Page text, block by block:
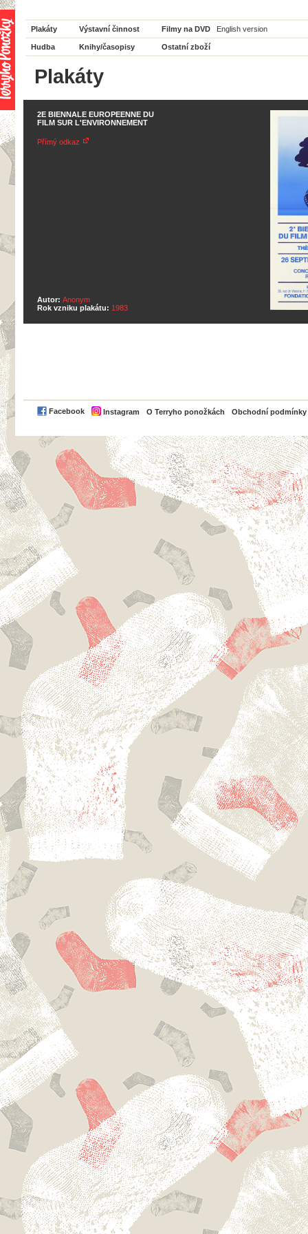
Plakáty Výstavní činnost Filmy na DVD English version
Hudba Knihy/časopisy Ostatní zboží
Plakáty
2E BIENNALE EUROPEENNE DU
FILM SUR L'ENVIRONNEMENT
Přímý odkaz
Autor: Anonym
Rok vzniku plakátu: 1983
Facebook Instagram O Terryho ponožkách Obchodní podmínky
PayPal